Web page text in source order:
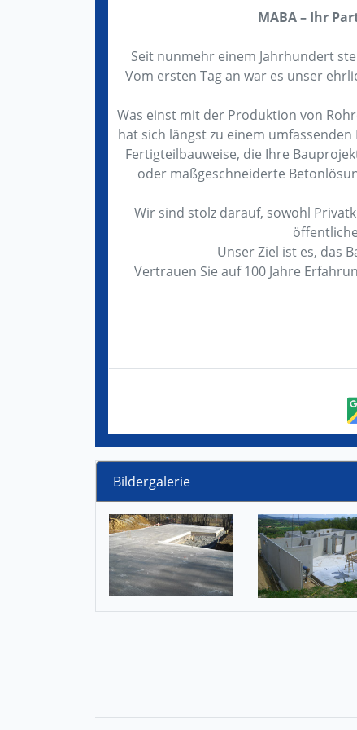
MABA – Ihr
Seit nunmehr einem Jahrhundert
Vom ersten Tag an war es unser
Was einst mit der Produktion von
hat sich längst zu einem
Fertigteilbauweise, die Ihre
oder maßgeschneiderte
Wir sind stolz darauf, sowohl
Unser Ziel ist es, das
Vertrauen Sie auf 100 Jahre
Bildergalerie